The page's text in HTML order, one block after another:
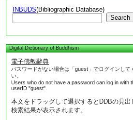
INBUDS(Bibliographic Database)
Search
Digital Dictionary of Buddhism
電子佛教辭典
パスワードがない場合は「guest」でログインして
い。
Users who do not have a password can log in with
userID "guest".
本文をドラッグして選択するとDDBの見出
検索結果が表示されます。